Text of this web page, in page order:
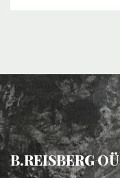
B.REISBERG OÜ